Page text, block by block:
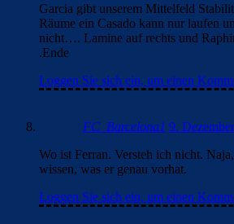
Garcia gibt unserem Mittelfeld
Räume ein Casado kann nur laufen
nicht…. Lamine auf rechts und
.Ende
Loggen Sie sich ein, um einen
FC_Barcelona1 9.
Wo ist Ferran. Versteh ich nicht.
wissen, was er genau vorhat.
Loggen Sie sich ein, um einen